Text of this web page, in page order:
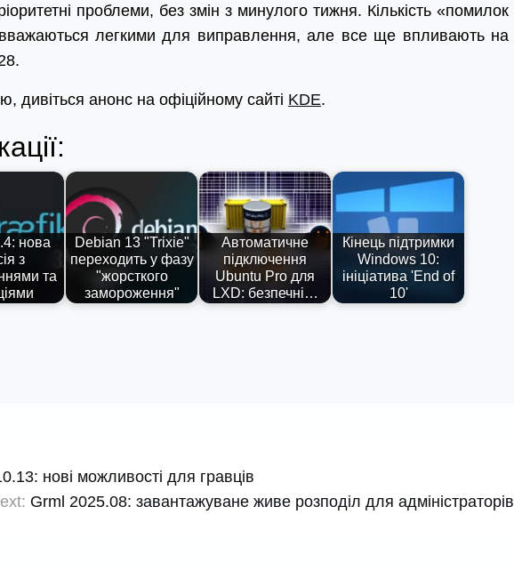
проблеми, без змін з минулого тижня. Кількість «помилок
легкими для виправлення, але все ще впливають на
дивіться анонс на офіційному сайті KDE.
нова
з
та
Debian 13 "Trixie"
переходить у фазу
"жорсткого
замороження"
Автоматичне
підключення
Ubuntu Pro для
LXD: безпечні…
Кінець підтримки
Windows 10:
ініціатива 'End of
10'
нові можливості для гравців
Grml 2025.08: завантажуване живе розподіл для адміністраторів